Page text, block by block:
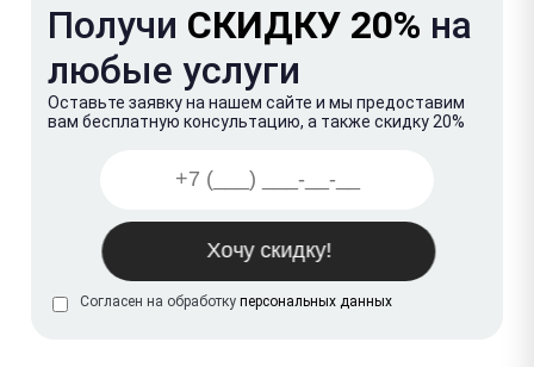
Получи СКИДКУ 20% на
любые услуги
Оставьте заявку на нашем сайте и мы предоставим
вам бесплатную консультацию, а также скидку 20%
Согласен на обработку персональных данных